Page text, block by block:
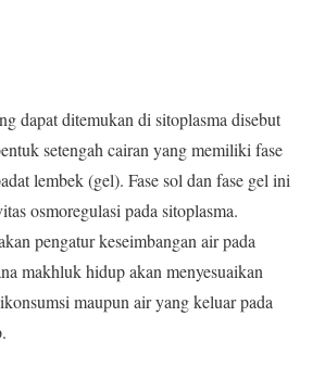
dapat ditemukan di sitoplasma disebut
setengah cairan yang memiliki fase
lembek (gel). Fase sol dan fase gel ini
osmoregulasi pada sitoplasma.
pengatur keseimbangan air pada
makhluk hidup akan menyesuaikan
maupun air yang keluar pada